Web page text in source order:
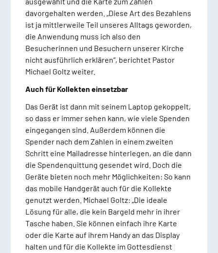
davorgehalten werden. „Diese Art des Bezahlens
ist ja mittlerweile Teil unseres Alltags geworden,
die Anwendung muss ich also den
Besucherinnen und Besuchern unserer Kirche
nicht ausführlich erklären“, berichtet Pastor
Michael Goltz weiter.
Auch für Kollekten einsetzbar
Das Gerät ist dann mit seinem Laptop gekoppelt,
so dass er immer sehen kann, wie viele Spenden
eingegangen sind. Außerdem können die
Spender nach dem Zahlen in einem zweiten
Schritt eine Mailadresse hinterlegen, an die dann
die Spendenquittung gesendet wird. Doch die
Geräte bieten noch mehr Möglichkeiten: So kann
das mobile Handgerät auch für die Kollekte
genutzt werden. Michael Goltz: „Die ideale
Lösung für alle, die kein Bargeld mehr in ihrer
Tasche haben. Sie können einfach ihre Karte
oder die Karte auf ihrem Handy an das Display
halten und für die Kollekte im Gottesdienst